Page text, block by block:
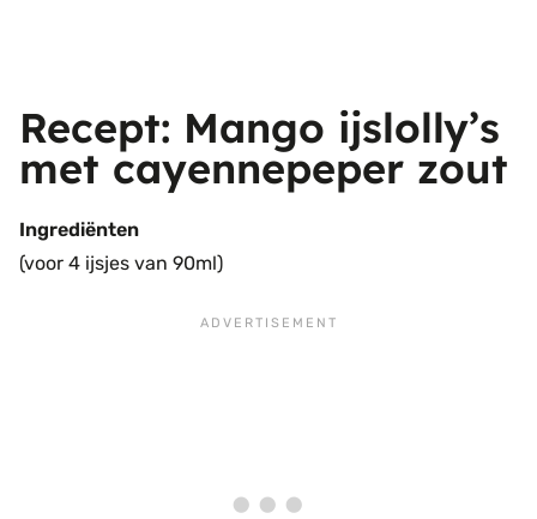
Recept: Mango ijslolly’s
met cayennepeper zout
Ingrediënten
(voor 4 ijsjes van 90ml)